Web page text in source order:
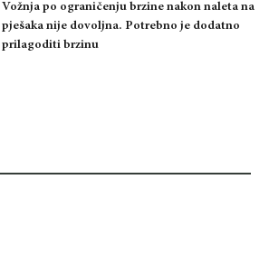
Vožnja po ograničenju brzine nakon naleta na
pješaka nije dovoljna. Potrebno je dodatno
prilagoditi brzinu